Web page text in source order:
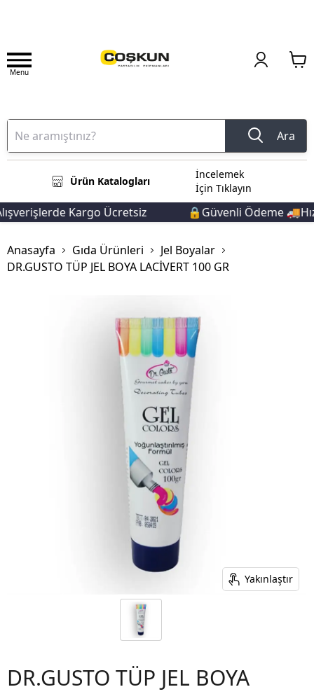
Menu
Ara
Ürün Katalogları
İncelemek
İçin Tıklayın
Kargo Ücretsiz 🔒Güvenli Ödeme
Anasayfa Gıda Ürünleri
Jel Boyalar
DR.GUSTO TÜP JEL BOYA LACİVERT 100 GR
Yakınlaştır
DR.GUSTO TÜP JEL BOYA